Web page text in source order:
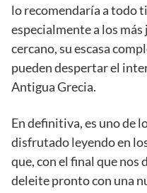
lo recomendaría a todo
especialmente a los
cercano, su escasa
pueden despertar el
Antigua Grecia.
En definitiva, es uno de
disfrutado leyendo en
que, con el final que nos
deleite pronto con una